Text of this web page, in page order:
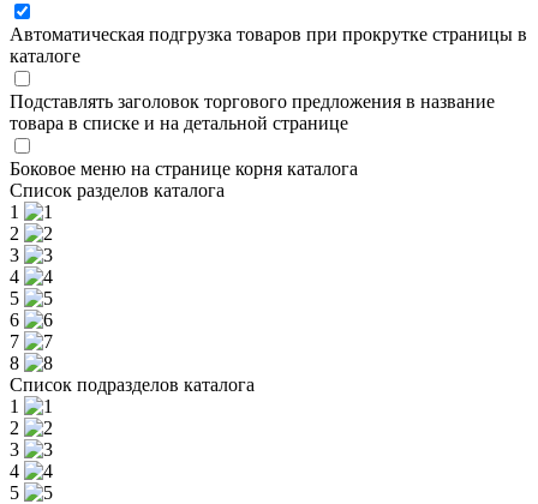
Автоматическая подгрузка товаров при прокрутке страницы в
каталоге
Подставлять заголовок торгового предложения в название
товара в списке и на детальной странице
Боковое меню на странице корня каталога
Список разделов каталога
1
2
3
4
5
6
7
8
Список подразделов каталога
1
2
3
4
5